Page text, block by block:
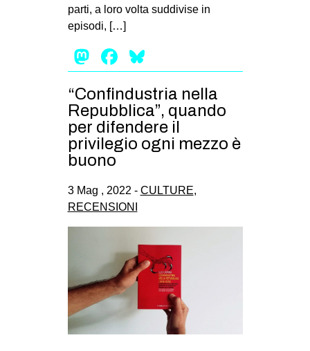
DIRITTO ALL’ABITARE
MIGRAZIONI
REPRESSIONE
STUDENTI
CINEMA
MANIFESTI
MUSICA
RECENSIONI
INTERNAZIONALE
AFRICA
parti, a loro volta suddivise in
episodi, […]
Mastodon
Facebook
“Confindustria nella
Repubblica”, quando
per difendere il
privilegio ogni mezzo è
buono
3 Mag , 2022 - CULTURE,
RECENSIONI